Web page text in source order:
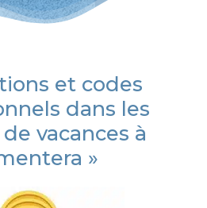
et codes
dans les
vacances à
»